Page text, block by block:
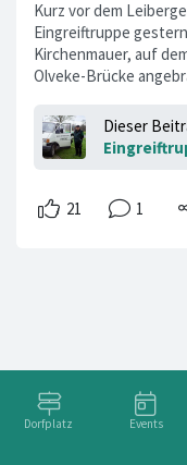
Dorfplatz Events
Kurz vor dem
Eingreiftruppe
Kirchenmauer, auf
Olveke-Brücke
Dieser